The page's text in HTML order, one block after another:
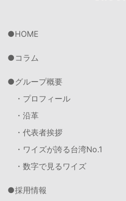
HOME
コラム
グループ概要
・プロフィール
・沿革
・代表者挨拶
・ワイズが誇る台湾No.1
・数字で見るワイズ
採用情報